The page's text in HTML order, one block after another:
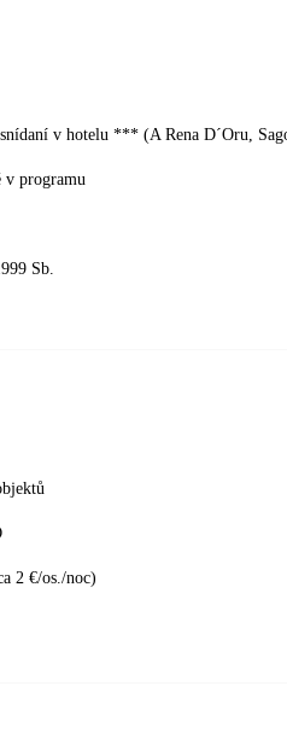
v hotelu *** (A Rena D´Oru,
v programu
Sb.
2 €/os./noc)